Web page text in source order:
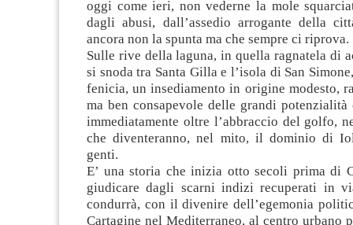
oggi come ieri, non vederne la mole
dagli abusi, dall’assedio arrogante della
ancora non la spunta ma che sempre ci riprova.
Sulle rive della laguna, in quella ragnatela di
si snoda tra Santa Gilla e l’isola di San
fenicia, un insediamento in origine modesto,
ma ben consapevole delle grandi potenzialità
immediatamente oltre l’abbraccio del golfo,
che diventeranno, nel mito, il dominio di
genti.
E’ una storia che inizia otto secoli prima di
giudicare dagli scarni indizi recuperati in
condurrà, con il divenire dell’egemonia
Cartagine nel Mediterraneo, al centro urbano